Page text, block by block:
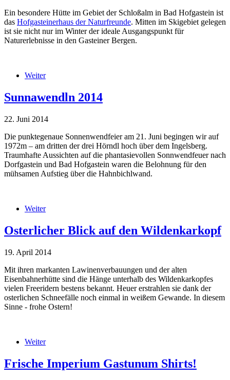
Ein besondere Hütte im Gebiet der Schloßalm in Bad Hofgastein ist
das Hofgasteinerhaus der Naturfreunde. Mitten im Skigebiet gelegen
ist sie nicht nur im Winter der ideale Ausgangspunkt für
Naturerlebnisse in den Gasteiner Bergen.
hofgasteinerhaus.jpg
Weiterüber Das Hofgasteinerhaus
Sunnawendln 2014
22. Juni 2014
Die punktegenaue Sonnenwendfeier am 21. Juni begingen wir auf
1972m – am dritten der drei Hörndl hoch über dem Ingelsberg.
Traumhafte Aussichten auf die phantasievollen Sonnwendfeuer nach
Dorfgastein und Bad Hofgastein waren die Belohnung für den
mühsamen Aufstieg über die Hahnbichlwand.
IMG_1921.JPG
Weiterüber Sunnawendln 2014
Osterlicher Blick auf den Wildenkarkopf
19. April 2014
Mit ihren markanten Lawinenverbauungen und der alten
Eisenbahnerhütte sind die Hänge unterhalb des Wildenkarkopfes
vielen Freeridern bestens bekannt. Heuer erstrahlen sie dank der
osterlichen Schneefälle noch einmal in weißem Gewande. In diesem
Sinne - frohe Ostern!
IMG_1822.JPG
Weiterüber Osterlicher Blick auf den Wildenkarkopf
Frische Imperium Gastunum Shirts!